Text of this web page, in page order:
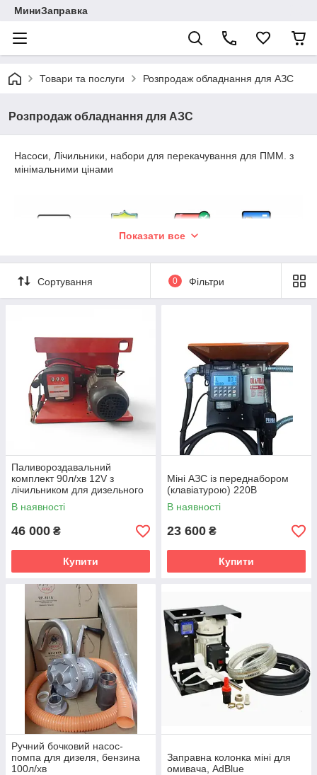
МиниЗаправка
Товари та послуги Розпродаж обладнання для АЗС
Розпродаж обладнання для АЗС
Насоси, Лічильники, набори для перекачування для ПММ. з
мінімальними цінами
Показати все
Сортування 0 Фільтри
Паливороздавальний
комплект 90л/хв 12V з
лічильником для дизельного
пального
В наявності
46 000 ₴
Купити
Міні АЗС із переднабором
(клавіатурою) 220В
В наявності
23 600 ₴
Купити
Ручний бочковий насос-
помпа для дизеля, бензина
100л/хв
Заправна колонка міні для
омивача, AdBlue